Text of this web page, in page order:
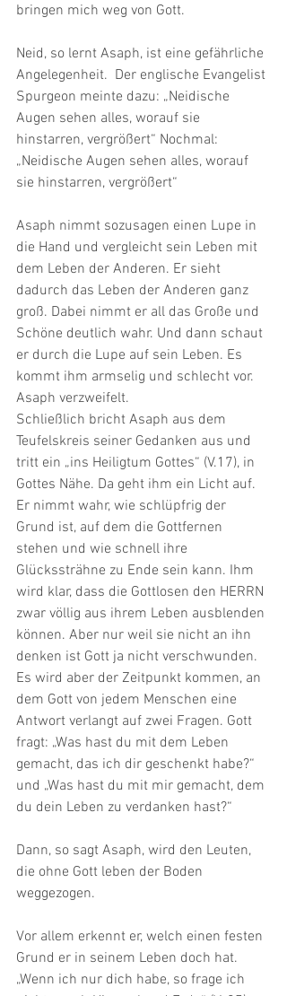
bringen mich weg von Gott.
Neid, so lernt Asaph, ist eine gefährliche
Angelegenheit.  Der englische Evangelist
Spurgeon meinte dazu: „Neidische
Augen sehen alles, worauf sie
hinstarren, vergrößert“ Nochmal:
„Neidische Augen sehen alles, worauf
sie hinstarren, vergrößert“
Asaph nimmt sozusagen einen Lupe in
die Hand und vergleicht sein Leben mit
dem Leben der Anderen. Er sieht
dadurch das Leben der Anderen ganz
groß. Dabei nimmt er all das Große und
Schöne deutlich wahr. Und dann schaut
er durch die Lupe auf sein Leben. Es
kommt ihm armselig und schlecht vor.
Asaph verzweifelt.
Schließlich bricht Asaph aus dem
Teufelskreis seiner Gedanken aus und
tritt ein „ins Heiligtum Gottes“ (V.17), in
Gottes Nähe. Da geht ihm ein Licht auf.
Er nimmt wahr, wie schlüpfrig der
Grund ist, auf dem die Gottfernen
stehen und wie schnell ihre
Glückssträhne zu Ende sein kann. Ihm
wird klar, dass die Gottlosen den HERRN
zwar völlig aus ihrem Leben ausblenden
können. Aber nur weil sie nicht an ihn
denken ist Gott ja nicht verschwunden.
Es wird aber der Zeitpunkt kommen, an
dem Gott von jedem Menschen eine
Antwort verlangt auf zwei Fragen. Gott
fragt: „Was hast du mit dem Leben
gemacht, das ich dir geschenkt habe?“
und „Was hast du mit mir gemacht, dem
du dein Leben zu verdanken hast?“
Dann, so sagt Asaph, wird den Leuten,
die ohne Gott leben der Boden
weggezogen.
Vor allem erkennt er, welch einen festen
Grund er in seinem Leben doch hat.
„Wenn ich nur dich habe, so frage ich